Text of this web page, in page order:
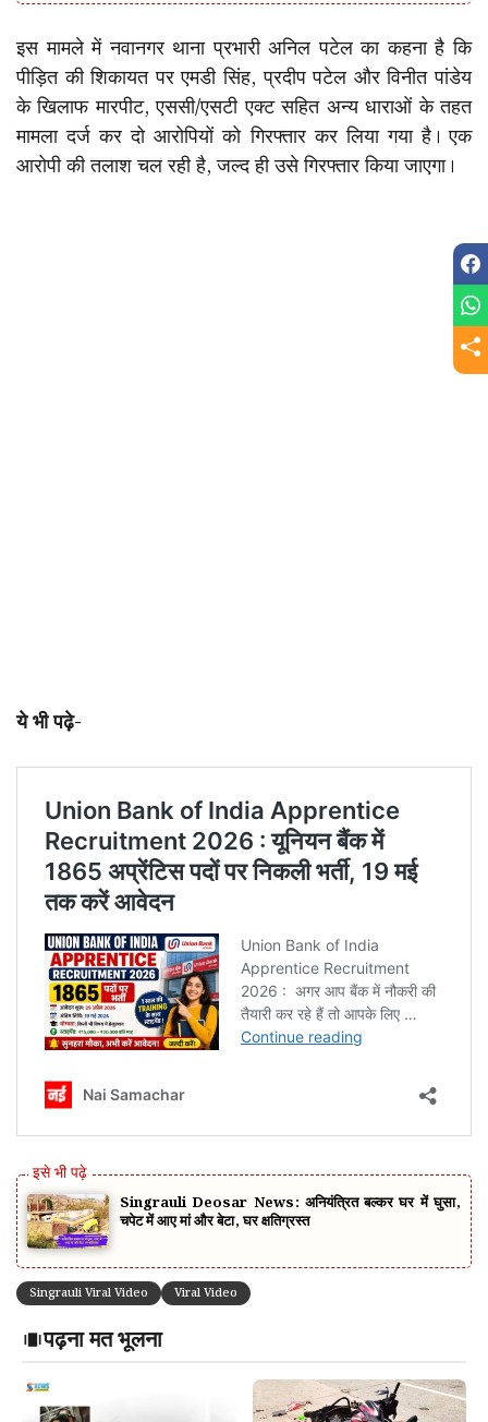
इस मामले में नवानगर थाना प्रभारी अनिल पटेल का कहना है कि
पीड़ित की शिकायत पर एमडी सिंह, प्रदीप पटेल और विनीत पांडेय
के खिलाफ मारपीट, एससी/एसटी एक्ट सहित अन्य धाराओं के तहत
मामला दर्ज कर दो आरोपियों को गिरफ्तार कर लिया गया है। एक
आरोपी की तलाश चल रही है, जल्द ही उसे गिरफ्तार किया जाएगा।
ये भी पढ़े-
Singrauli Deosar News: अनियंत्रित बल्कर घर में घुसा,
चपेट में आए मां और बेटा, घर क्षतिग्रस्त
Singrauli Viral Video Viral Video
पढ़ना मत भूलना